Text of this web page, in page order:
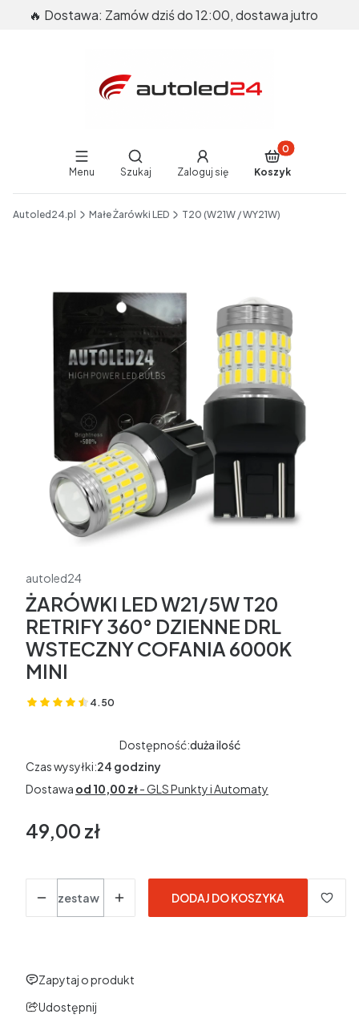
🔥 Dostawa: Zamów dziś do 12:00, dostawa jutro
Menu
Otwórz wyszukiwarkę
Szukaj Zaloguj się
Produkty w
Koszyk
Autoled24.pl Małe Żarówki LED T20 (W21W / WY21W)
autoled24
ŻARÓWKI LED W21/5W T20
RETRIFY 360° DZIENNE DRL
WSTECZNY COFANIA 6000K
MINI
4.50
(Oceny: 8 Recenzje: 0)
Dostępność:duża ilość
Czas wysyłki:24 godziny
Dostawa od 10,00 zł- GLS Punkty i Automaty
Cena
49,00 zł
zestaw
DODAJ DO KOSZYKA
Zapytaj o produkt
Udostępnij